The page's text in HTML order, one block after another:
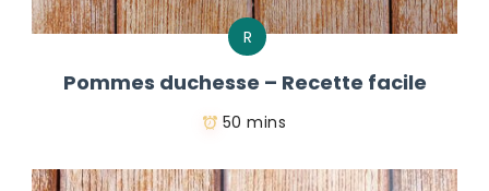
R
Pommes duchesse – Recette facile
50 mins